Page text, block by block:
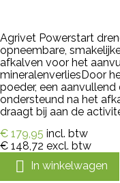
Agrivet Powerstart
opneembare,
afkalven voor het
mineralenverliesDoor
poeder, een
ondersteund na het
draagt bij aan de
€ 179,95 incl. btw
€ 148,72 excl. btw
 In winkelwagen